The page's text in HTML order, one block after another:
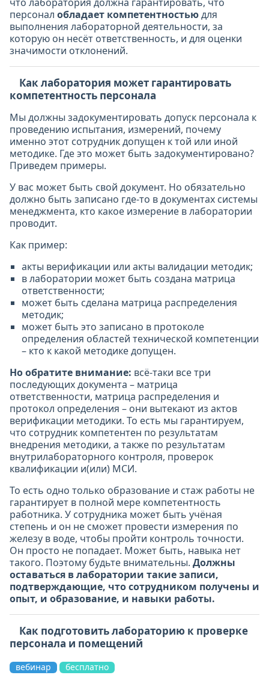
персонал обладает компетентностьюдля
выполнения лабораторной деятельности, за
которую он несёт ответственность, и для оценки
значимости отклонений.
Как лаборатория может гарантировать
компетентность персонала
Мы должны задокументировать допуск персонала к
проведению испытания, измерений, почему
именно этот сотрудник допущен к той или иной
методике. Где это может быть задокументировано?
Приведем примеры.
У вас может быть свой документ. Но обязательно
должно быть записано где-то в документах системы
менеджмента, кто какое измерение в лаборатории
проводит.
Как пример:
акты верификации или акты валидации методик;
в лаборатории может быть создана матрица
ответственности;
может быть сделана матрица распределения
методик;
может быть это записано в протоколе
определения областей технической компетенции
– кто к какой методике допущен.
Но обратите внимание: всё-таки все три
последующих документа – матрица
ответственности, матрица распределения и
протокол определения – они вытекают из актов
верификации методики. То есть мы гарантируем,
что сотрудник компетентен по результатам
внедрения методики, а также по результатам
внутрилабораторного контроля, проверок
квалификации и(или) МСИ.
То есть одно только образование и стаж работы не
гарантирует в полной мере компетентность
работника. У сотрудника может быть учёная
степень и он не сможет провести измерения по
железу в воде, чтобы пройти контроль точности.
Он просто не попадает. Может быть, навыка нет
такого. Поэтому будьте внимательны. Должны
оставаться в лаборатории такие записи,
подтверждающие, что сотрудником получены и
опыт, и образование, и навыки работы.
Как подготовить лабораторию к проверке
персонала и помещений
вебинар бесплатно